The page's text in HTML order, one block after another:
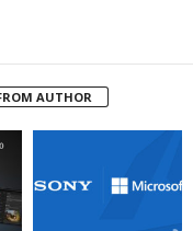
AUTHOR